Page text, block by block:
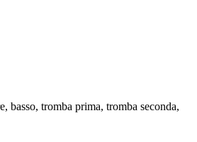
basso, tromba prima, tromba seconda,